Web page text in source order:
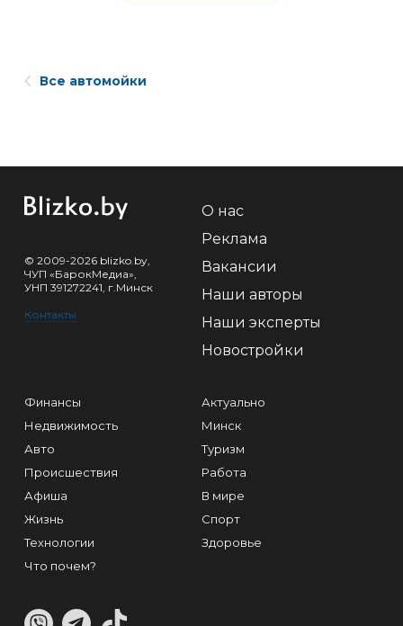
Все автомойки
© 2009-2026 blizko.by,
ЧУП «БарокМедиа»,
УНП 391272241, г.Минск
Контакты
О нас
Реклама
Вакансии
Наши авторы
Наши эксперты
Новостройки
Финансы
Недвижимость
Авто
Происшествия
Афиша
Жизнь
Технологии
Что почем?
Актуально
Минск
Туризм
Работа
В мире
Спорт
Здоровье